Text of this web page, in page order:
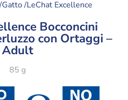
Gatto /LeChat Excellence
Bocconcini
con Ortaggi –
Adult
85 g